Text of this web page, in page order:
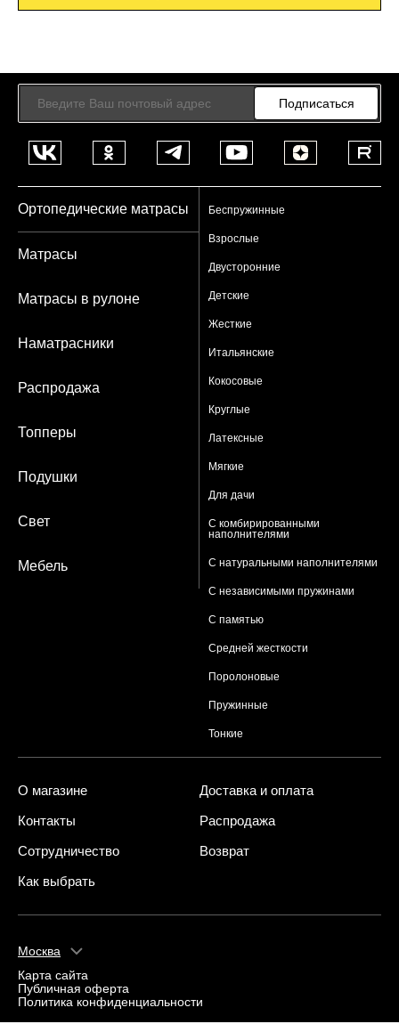
Подписаться
Ортопедические матрасы Беспружинные
Взрослые
Двусторонние
Детские
Жесткие
Итальянские
Кокосовые
Круглые
Латексные
Мягкие
Для дачи
С комбирированными
наполнителями
С натуральными наполнителями
С независимыми пружинами
С памятью
Средней жесткости
Поролоновые
Пружинные
Тонкие
Матрасы
Матрасы в рулоне
Наматрасники
Распродажа
Топперы
Подушки
Свет
Мебель
О магазине
Доставка и оплата
Контакты
Распродажа
Сотрудничество
Возврат
Как выбрать
Москва
Карта сайта
Публичная оферта
Политика конфиденциальности